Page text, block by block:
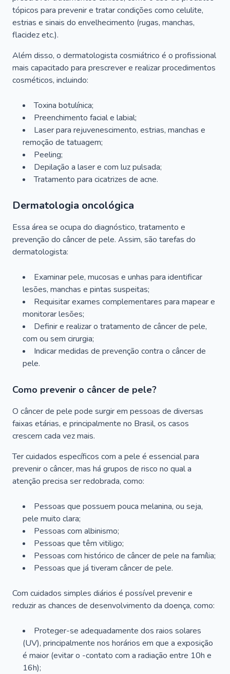
tópicos para prevenir e tratar condições como celulite,
estrias e sinais do envelhecimento (rugas, manchas,
flacidez etc.).
Além disso, o dermatologista cosmiátrico é o profissional
mais capacitado para prescrever e realizar procedimentos
cosméticos, incluindo:
Toxina botulínica;
Preenchimento facial e labial;
Laser para rejuvenescimento, estrias, manchas e
remoção de tatuagem;
Peeling;
Depilação a laser e com luz pulsada;
Tratamento para cicatrizes de acne.
Dermatologia oncológica
Essa área se ocupa do diagnóstico, tratamento e
prevenção do câncer de pele. Assim, são tarefas do
dermatologista:
Examinar pele, mucosas e unhas para identificar
lesões, manchas e pintas suspeitas;
Requisitar exames complementares para mapear e
monitorar lesões;
Definir e realizar o tratamento de câncer de pele,
com ou sem cirurgia;
Indicar medidas de prevenção contra o câncer de
pele.
Como prevenir o câncer de pele?
O câncer de pele pode surgir em pessoas de diversas
faixas etárias, e principalmente no Brasil, os casos
crescem cada vez mais.
Ter cuidados específicos com a pele é essencial para
prevenir o câncer, mas há grupos de risco no qual a
atenção precisa ser redobrada, como:
Pessoas que possuem pouca melanina, ou seja,
pele muito clara;
Pessoas com albinismo;
Pessoas que têm vitiligo;
Pessoas com histórico de câncer de pele na família;
Pessoas que já tiveram câncer de pele.
Com cuidados simples diários é possível prevenir e
reduzir as chances de desenvolvimento da doença, como:
Proteger-se adequadamente dos raios solares
(UV), principalmente nos horários em que a exposição
é maior (evitar o -contato com a radiação entre 10h e
16h);